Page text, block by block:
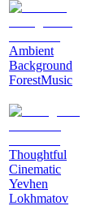
Ambient
Background
ForestMusic
Thoughtful
Cinematic
Yevhen
Lokhmatov